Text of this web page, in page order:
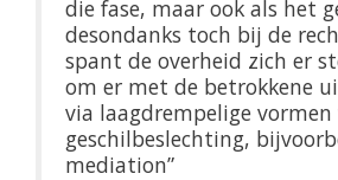
die fase, maar ook als het
desondanks toch bij de
spant de overheid zich er
om er met de betrokkene
via laagdrempelige vormen
geschilbeslechting,
mediation”